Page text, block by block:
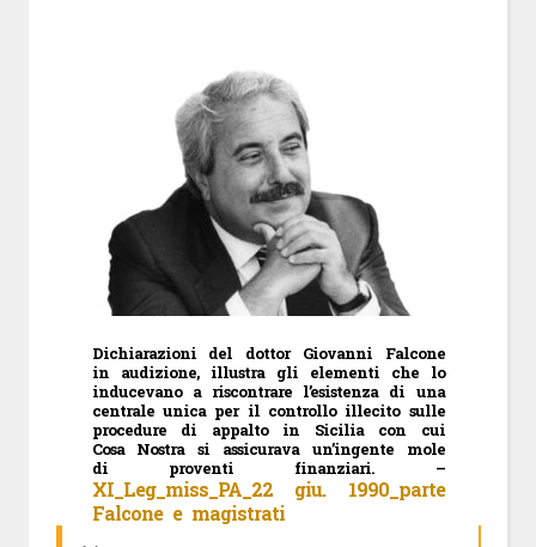
Dichiarazioni del dottor Giovanni Falcone
in audizione, illustra gli elementi che lo
inducevano a riscontrare l’esistenza di una
centrale unica per il controllo illecito sulle
procedure di appalto in Sicilia con cui
Cosa Nostra si assicurava un’ingente mole
di proventi finanziari. –
XI_Leg_miss_PA_22 giu. 1990_parte
Falcone e magistrati